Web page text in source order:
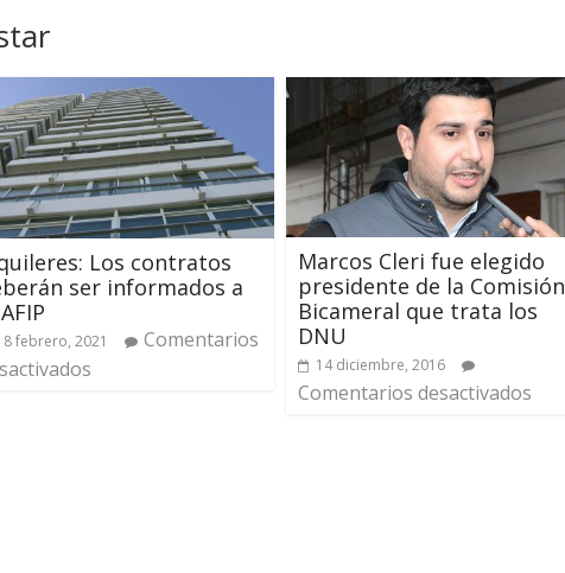
Los contratos
ser informados a
febrero, 2021
Comentarios
Marcos Cleri fue elegido
presidente de la Comisión
Bicameral que trata los
DNU
14 diciembre, 2016
Comentarios desactivados